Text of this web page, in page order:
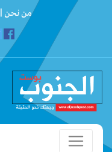
من نحن |